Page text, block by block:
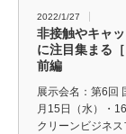
2022/1/27
非接触やキャ
に注目集まる
前編
展示会名：第6回
月15日（水）・
クリーンビジネ